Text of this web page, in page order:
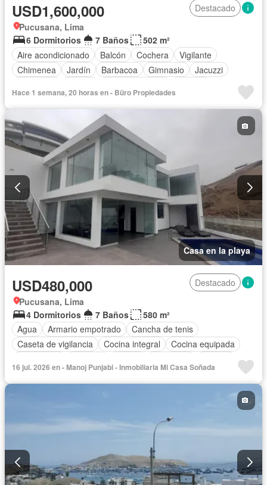
USD1,600,000
Destacado
Pucusana, Lima
6 Dormitorios
7 Baños
502 m²
Aire acondicionado
Balcón Cochera
Vigilante
Chimenea
Jardín Barbacoa Gimnasio
Jacuzzi
Hace 1 semana, 20 horas en - Büro Propiedades
Casa en la playa
USD480,000
Destacado
Pucusana, Lima
4 Dormitorios
7 Baños
580 m²
Agua
Armario empotrado
Cancha de tenis
Caseta de vigilancia
Cocina integral
Cocina equipada
Sin amoblar
16 jul. 2026 en - Manoj Punjabi - Inmobiliaria Mi Casa Soñada